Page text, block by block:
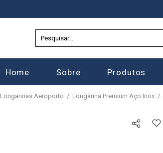
Home Sobre Produtos
Longarinas Aeroporto Longarina Premium Aço Inox